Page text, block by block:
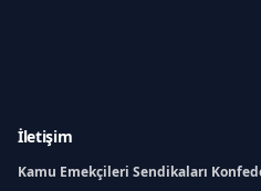
İletişim
Kamu Emekçileri Sendikaları